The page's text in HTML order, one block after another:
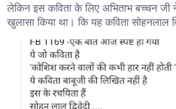
लेकिन इस कविता के लिए अभिताभ बच्चन
खुलासा किया था। कि यह कविता सोहनलाल